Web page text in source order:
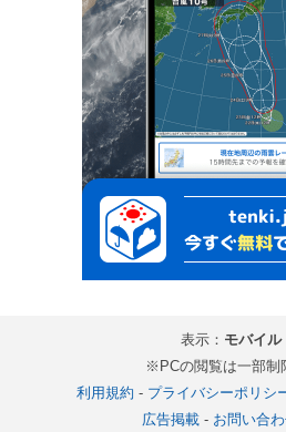
表示： モバイル
※PCの閲覧は一部制
利用規約 - プライバシーポリシ
広告掲載- お問い合